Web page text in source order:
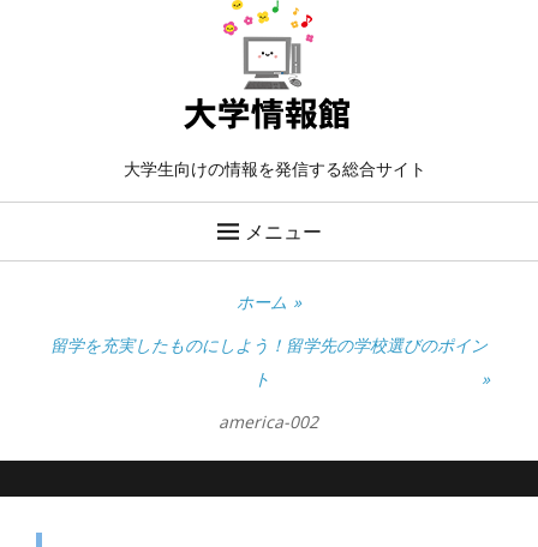
大学生向けの情報を発信する総合サイト
メニュー
ホーム »
留学を充実したものにしよう！留学先の学校選びのポイン
ト
»
america-002